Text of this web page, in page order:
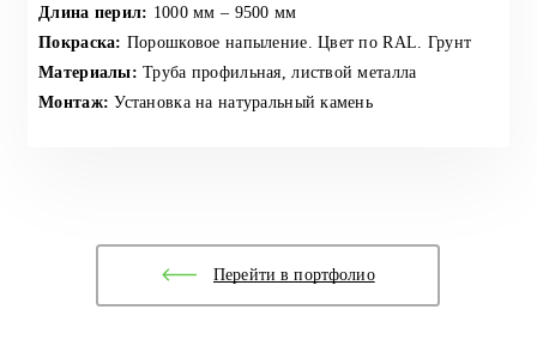
Длина перил: 1000 мм – 9500 мм
Покраска: Порошковое напыление. Цвет по RAL. Грунт
Материалы: Труба профильная, листвой металла
Монтаж: Установка на натуральный камень
Перейти в портфолио